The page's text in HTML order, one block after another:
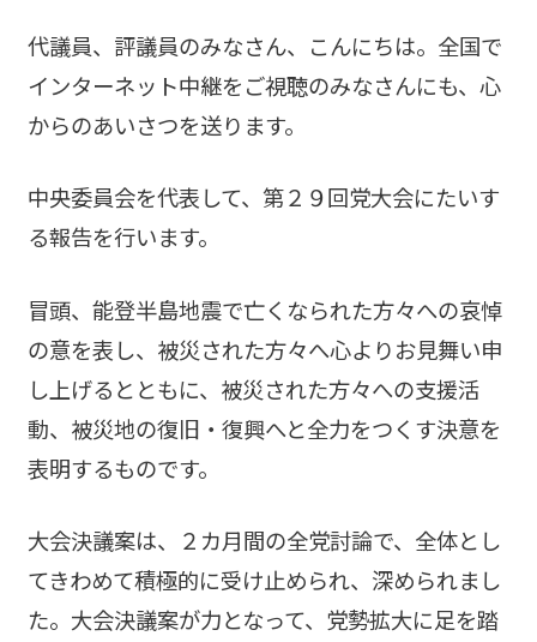
代議員、評議員のみなさん、こんにちは。全国で
インターネット中継をご視聴のみなさんにも、心
からのあいさつを送ります。
中央委員会を代表して、第２９回党大会にたいす
る報告を行います。
冒頭、能登半島地震で亡くなられた方々への哀悼
の意を表し、被災された方々へ心よりお見舞い申
し上げるとともに、被災された方々への支援活
動、被災地の復旧・復興へと全力をつくす決意を
表明するものです。
大会決議案は、２カ月間の全党討論で、全体とし
てきわめて積極的に受け止められ、深められまし
た。大会決議案が力となって、党勢拡大に足を踏